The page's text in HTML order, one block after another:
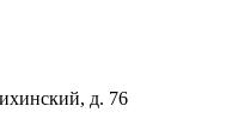
д. 76